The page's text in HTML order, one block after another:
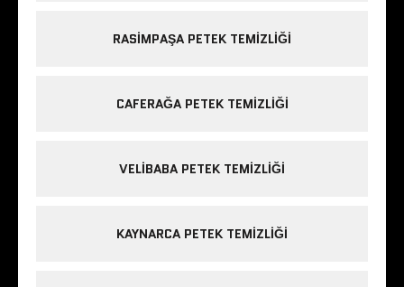
RASIMPAŞA PETEK TEMIZLIĞI
CAFERAĞA PETEK TEMIZLIĞI
VELIBABA PETEK TEMIZLIĞI
KAYNARCA PETEK TEMIZLIĞI